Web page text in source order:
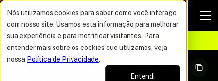
Nós utilizamos cookies para saber como você interage
com nosso site. Usamos esta informação para melhorar
sua experiência e para metrificar visitantes. Para
entender mais sobre os cookies que utilizamos, veja
nossa Política de Privacidade.
Entendi
OFERTA DO ANO VAGAS POR TEMPO LIMITADO